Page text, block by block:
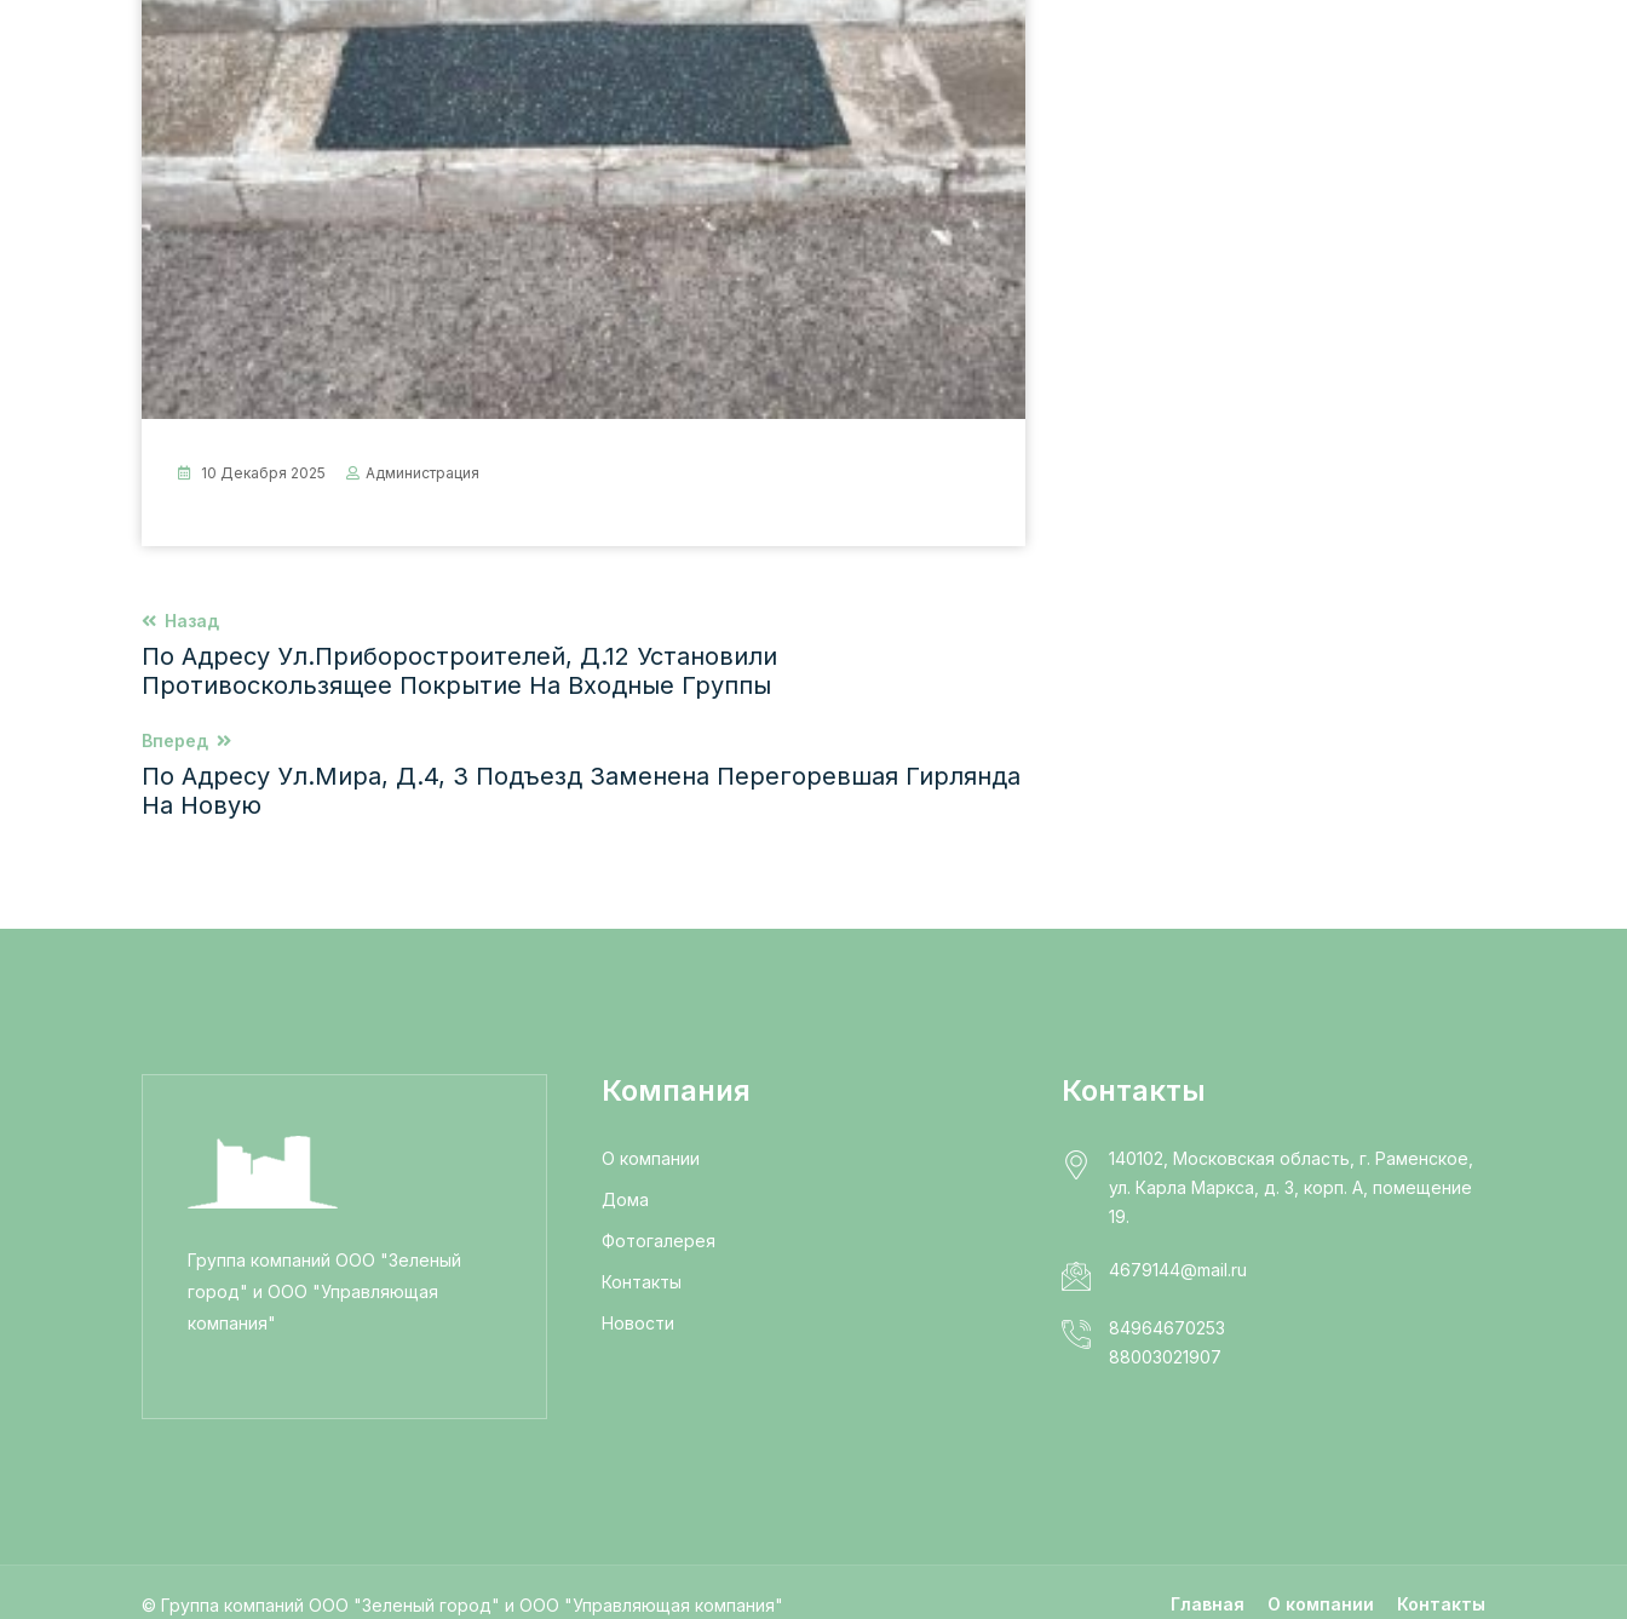
10 Декабря 2025 Администрация
Назад
По Адресу Ул.Приборостроителей, Д.12 Установили
Противоскользящее Покрытие На Входные Группы
Вперед
По Адресу Ул.Мира, Д.4, 3 Подъезд Заменена Перегоревшая Гирлянда
На Новую
Группа компаний ООО "Зеленый
город" и ООО "Управляющая
компания"
Компания
О компании
Дома
Фотогалерея
Контакты
Новости
Контакты
140102, Московская область, г. Раменское,
ул. Карла Маркса, д. 3, корп. А, помещение
19.
4679144@mail.ru
84964670253
88003021907
© Группа компаний ООО "Зеленый город" и ООО "Управляющая компания" Главная О компании Контакты